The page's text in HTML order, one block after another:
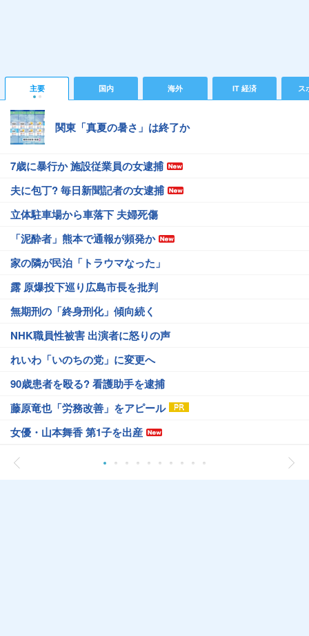
主要 国内 海外 IT 経済 ス
関東「真夏の暑さ」は終了か
7歳に暴行か 施設従業員の女逮捕
夫に包丁? 毎日新聞記者の女逮捕
立体駐車場から車落下 夫婦死傷
「泥酔者」熊本で通報が頻発か
家の隣が民泊「トラウマなった」
露 原爆投下巡り広島市長を批判
無期刑の「終身刑化」傾向続く
NHK職員性被害 出演者に怒りの声
れいわ「いのちの党」に変更へ
90歳患者を殴る? 看護助手を逮捕
藤原竜也「労務改善」をアピール
女優・山本舞香 第1子を出産